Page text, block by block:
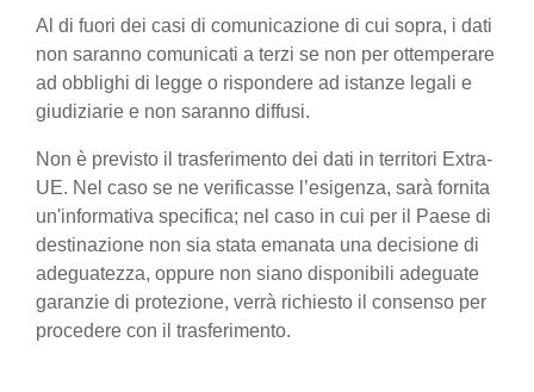
Al di fuori dei casi di comunicazione di cui sopra, i dati
non saranno comunicati a terzi se non per ottemperare
ad obblighi di legge o rispondere ad istanze legali e
giudiziarie e non saranno diffusi.
Non è previsto il trasferimento dei dati in territori Extra-
UE. Nel caso se ne verificasse l’esigenza, sarà fornita
un'informativa specifica; nel caso in cui per il Paese di
destinazione non sia stata emanata una decisione di
adeguatezza, oppure non siano disponibili adeguate
garanzie di protezione, verrà richiesto il consenso per
procedere con il trasferimento.